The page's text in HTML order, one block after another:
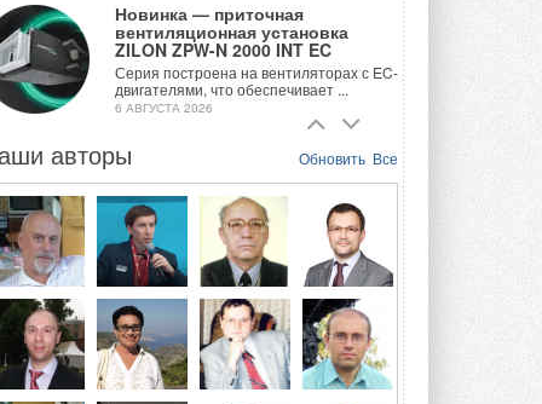
Новинка — приточная
вентиляционная установка
ZILON ZPW-N 2000 INT EC
Серия построена на вентиляторах с EC-
двигателями, что обеспечивает ...
6 АВГУСТА 2026
Учёные ЮУрГУ создали
объединяющую солнечную и
геотермальную энергию
Природосберегающие технологии ...
6 АВГУСТА 2026
Для Арктики создали
технологию защиты
ветрогенераторов от аварий
Разработка учитывает влияние
мерзлоты, обледенения и снеговых ...
6 АВГУСТА 2026
Обновить Все
авторы